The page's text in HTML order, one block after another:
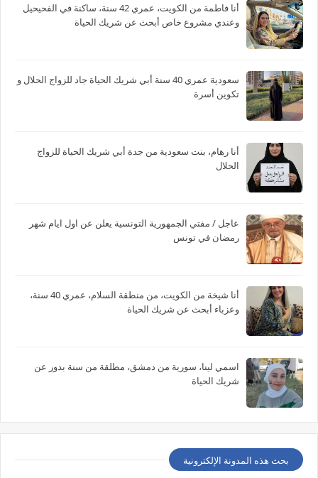
أنا فاطمة من الكويت، عمري 42 سنة، ساكنة في الفحيحيل
وعندي مشروع خاص أبحث عن شريك الحياة
سعودية عمري 40 سنة أبي شريك الحياة جاد للزواج الحلال و
تكوين أسرة
أنا رهام، بنت سعودية من جدة أبي شريك الحياة للزواج
الحلال
عاجل / مفتي الجمهورية التونسية يعلن عن اول ايام شهر
رمضان في تونس
أنا شيخة من الكويت، من منطقة السلام، عمري 40 سنة،
وعزباء أبحث عن شريك الحياة
اسمي لينا، سورية من دمشق، مطلقة من سنة بدور عن
شريك الحياة
بحث هذه المدونة الإلكترونية